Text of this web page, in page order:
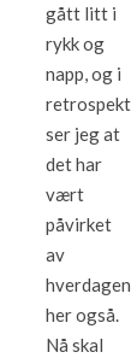
gått litt i
rykk og
napp, og i
retrospekt
ser jeg at
det har
vært
påvirket
av
hverdagen
her også.
Nå skal